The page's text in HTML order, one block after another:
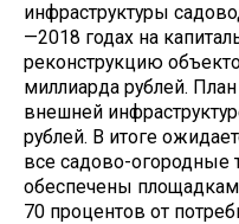
инфраструктуры
—2018 годах на
реконструкцию
миллиарда рублей.
внешней
рублей. В итоге
все садово-огородные
обеспечены
70 процентов от